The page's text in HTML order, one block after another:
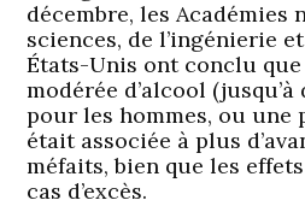
décembre, les Académies
sciences, de l’ingénierie
États-Unis ont conclu
modérée d’alcool
pour les hommes, ou une
était associée à plus
méfaits, bien que les
cas d’excès.